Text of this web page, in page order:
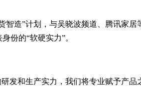
智造”计划，与吴晓波频道、腾讯家
份的“软硬实力”。
发和生产实力，我们将专业赋予产